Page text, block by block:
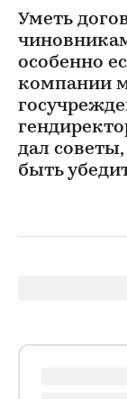
Уметь
особенно
компании
дал советы,
быть